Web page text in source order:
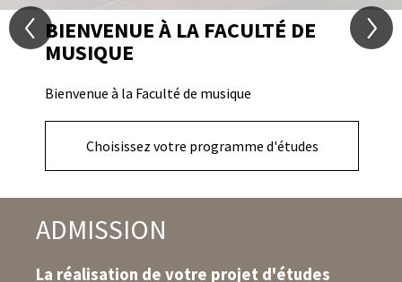
TITRE
BIENVENUE À LA FACULTÉ DE
MUSIQUE
Texte
Bienvenue à la Faculté de musique
d'actionChoisissez votre programme d'études
ADMISSION
La réalisation de votre projet d'études